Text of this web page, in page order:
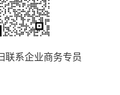
联系企业商务专员